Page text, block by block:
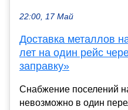
22:00, 17 Май
Доставка металлов
лет на один рейс
заправку»
Снабжение поселений
невозможно в один